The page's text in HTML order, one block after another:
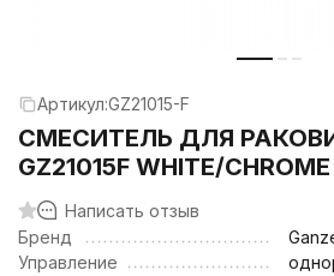
Артикул:GZ21015-F
CМЕСИТЕЛЬ ДЛЯ
GZ21015F WHITE/CHROME
Написать отзыв
Бренд
Управление